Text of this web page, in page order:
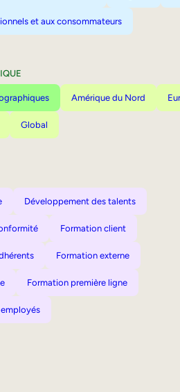
et aux consommateurs
Amérique du Nord
Global
Développement des talents
Formation client
Formation externe
Formation première ligne